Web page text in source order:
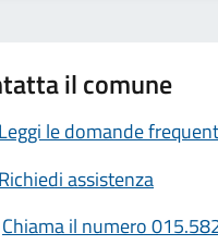
il comune
Leggi le domande
Richiedi assistenza
Chiama il numero